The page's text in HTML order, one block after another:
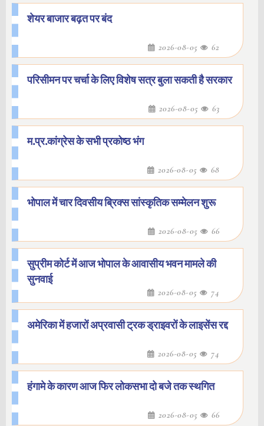
शेयर बाजार बढ़त पर बंद
2026-08-05 62
परिसीमन पर चर्चा के लिए विशेष सत्र बुला सकती है सरकार
2026-08-05 63
म.प्र.कांग्रेस के सभी प्रकोष्ठ भंग
2026-08-05 68
भोपाल में चार दिवसीय ब्रिक्स सांस्कृतिक सम्मेलन शुरू
2026-08-05 66
सुप्रीम कोर्ट में आज भोपाल के आवासीय भवन मामले की
सुनवाई
2026-08-05 74
अमेरिका में हजारों अप्रवासी ट्रक ड्राइवरों के लाइसेंस रद्द
2026-08-05 74
हंगामे के कारण आज फिर लोकसभा दो बजे तक स्थगित
2026-08-05 66